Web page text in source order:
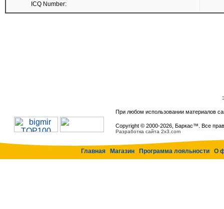
ICQ Number:
При любом использовании материалов
Copyright © 2000-2026, Баркас™. Все
Разработка сайта 2x3.com
Главная Магазин Программа лояльности О